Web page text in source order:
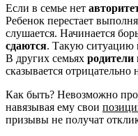
Если в семье нет
Ребенок перестает
слушается. Начинается
сдаются. Такую ситуацию
В других семьях родители
сказывается отрицательно
Как быть? Невозможно
навязывая ему свои
призывы не получат